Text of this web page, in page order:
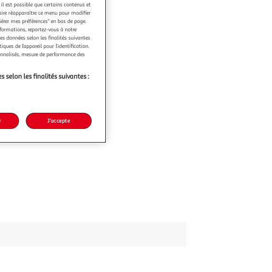
est possible que certains contenus et
réapparaître ce menu pour modifier
mes préférences" en bas de page.
reportez-vous à notre
données selon les finalités suivantes
de l’appareil pour l’identification.
mesure de performance des
selon les finalités suivantes :
J'accepte